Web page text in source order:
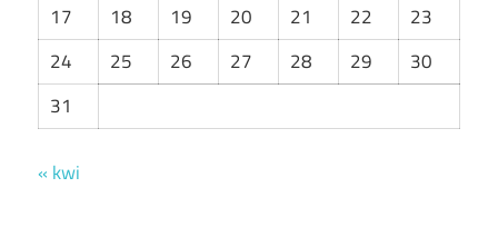
17
18 19 20 21 22
23
24
25 26 27 28 29
30
31
« kwi